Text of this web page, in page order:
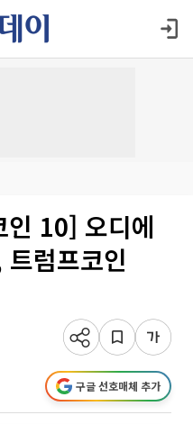
10] 오디에
럼프코인
구글 선호매체 추가